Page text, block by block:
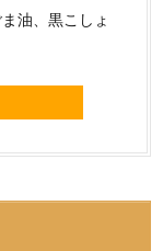
油、黒こしょ